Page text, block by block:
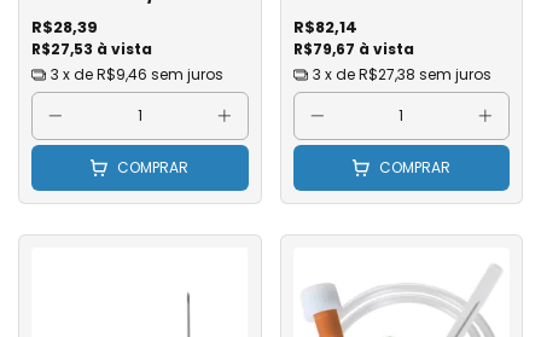
R$27,53 à vista
R$28,39
3 x deR$9,46 sem juros
COMPRAR
R$79,67 à vista
R$82,14
3 x deR$27,38 sem juros
COMPRAR